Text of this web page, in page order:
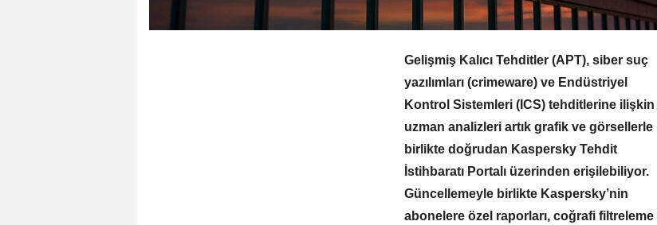
Gelişmiş Kalıcı Tehditler (APT), siber suç
yazılımları (crimeware) ve Endüstriyel
Kontrol Sistemleri (ICS) tehditlerine ilişkin
uzman analizleri artık grafik ve görsellerle
birlikte doğrudan Kaspersky Tehdit
İstihbaratı Portalı üzerinden erişilebiliyor.
Güncellemeyle birlikte Kaspersky’nin
abonelere özel raporları, coğrafi filtreleme